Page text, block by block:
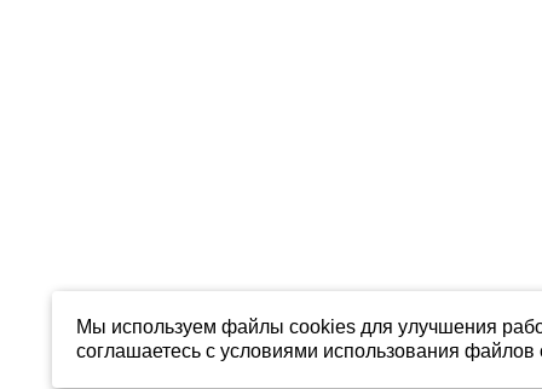
Мы используем файлы cookies для улучшения
соглашаетесь с условиями использования файлов